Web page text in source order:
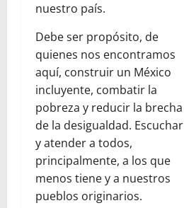
nuestro país.
Debe ser propósito, de
quienes nos encontramos
aquí, construir un México
incluyente, combatir la
pobreza y reducir la brecha
de la desigualdad. Escuchar
y atender a todos,
principalmente, a los que
menos tiene y a nuestros
pueblos originarios.